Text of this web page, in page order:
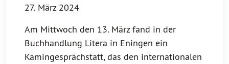
27. März 2024
Am Mittwoch den 13. März fand in der
Buchhandlung Litera in Eningen ein
Kamingesprächstatt, das den internationalen